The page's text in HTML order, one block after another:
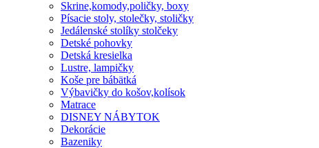
Skrine,komody,poličky, boxy
Písacie stoly, stolečky, stoličky
Jedálenské stolíky stolčeky
Detské pohovky
Detská kresielka
Lustre, lampičky
Koše pre bábätká
Výbavičky do košov,kolísok
Matrace
DISNEY NÁBYTOK
Dekorácie
Bazeniky